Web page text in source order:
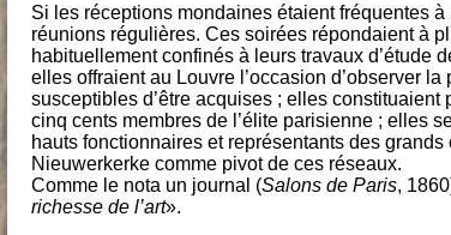
Si les réceptions mondaines étaient fréquentes
réunions régulières. Ces soirées répondaient à
habituellement confinés à leurs travaux d’étude
elles offraient au Louvre l’occasion d’observer
susceptibles d’être acquises ; elles constituaient
cinq cents membres de l’élite parisienne ; elles
hauts fonctionnaires et représentants des
Nieuwerkerke comme pivot de ces réseaux.
Comme le nota un journal (Salons de Paris,
richesse de l’art».